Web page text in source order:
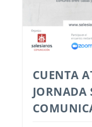
CUENTA
JORNADA